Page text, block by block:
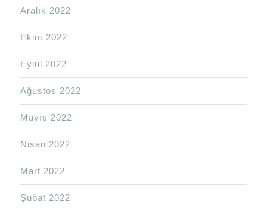
Aralık 2022
Ekim 2022
Eylül 2022
Ağustos 2022
Mayıs 2022
Nisan 2022
Mart 2022
Şubat 2022